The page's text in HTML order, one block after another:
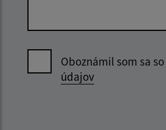
Oboznámil som sa so
údajov